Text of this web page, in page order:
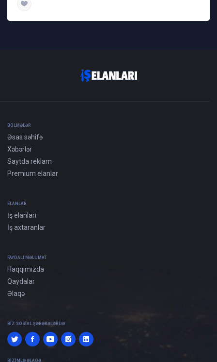
BÖLMƏLƏR
Əsas səhifə
Xəbərlər
Saytda reklam
Premium elanlar
ELANLAR
İş elanları
İş axtaranlar
FAYDALI MƏLUMAT
Haqqımızda
Qaydalar
Əlaqə
BIZ SOSIAL ŞƏBƏKƏLƏRDƏ
BIZIMLƏ ƏLAQƏ